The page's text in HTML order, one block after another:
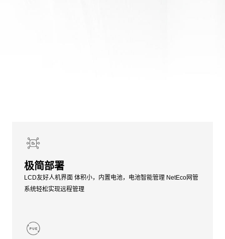
极简部署
LCD友好人机界面 体积小，内置电池，电池智能管理 NetEco网管
系统轻松实现远程管理